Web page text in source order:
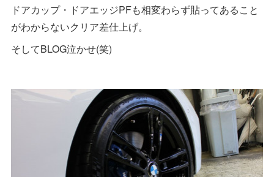
ドアカップ・ドアエッジPFも相変わらず貼ってあること
がわからないクリア差仕上げ。
そしてBLOG泣かせ(笑)